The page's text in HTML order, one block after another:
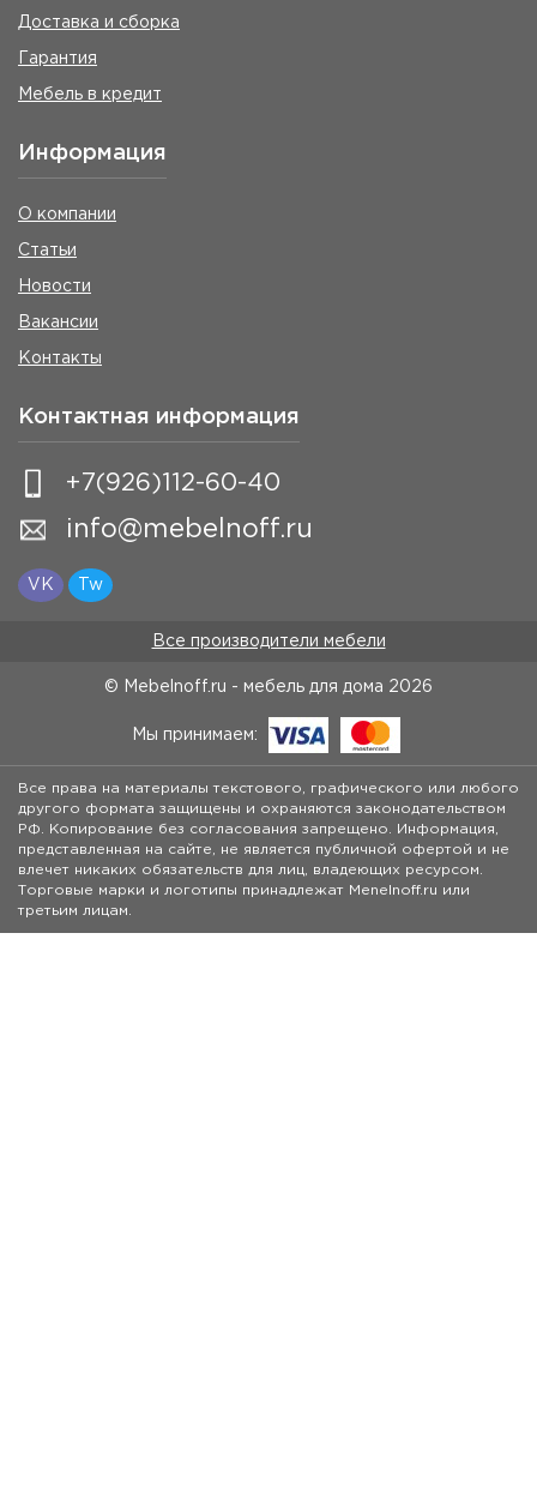
Доставка и сборка
Гарантия
Мебель в кредит
Информация
О компании
Статьи
Новости
Вакансии
Контакты
Контактная информация
+7(926)112-60-40
info@mebelnoff.ru
VK Tw
Все производители мебели
© Mebelnoff.ru - мебель для дома 2026
Мы принимаем:
Все права на материалы текстового, графического или любого
другого формата защищены и охраняются законодательством
РФ. Копирование без согласования запрещено. Информация,
представленная на сайте, не является публичной офертой и не
влечет никаких обязательств для лиц, владеющих ресурсом.
Торговые марки и логотипы принадлежат Menelnoff.ru или
третьим лицам.